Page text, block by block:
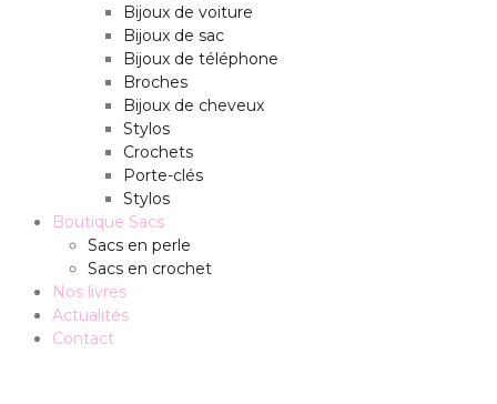
Bijoux de voiture
Bijoux de sac
Bijoux de téléphone
Broches
Bijoux de cheveux
Stylos
Crochets
Porte-clés
Stylos
Boutique Sacs
Sacs en perle
Sacs en crochet
Nos livres
Actualités
Contact